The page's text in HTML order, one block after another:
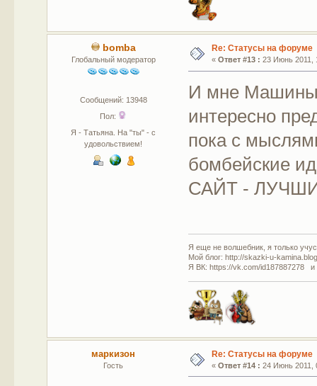
bomba
Глобальный модератор
Сообщений: 13948
Пол:
Я - Татьяна. На "ты" - с
удовольствием!
Re: Статусы на форуме
« Ответ #13 : 23 Июнь 2011,
И мне Машины
интересно
пока с
бомбейские
САЙТ -
Я еще не волшебник, я только
Мой блог: http://skazki-u-
Я ВК: https://vk.com/id187887278 и
маркизон
Гость
Re: Статусы на форуме
« Ответ #14 : 24 Июнь 2011,